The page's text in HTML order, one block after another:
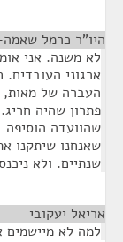
היו"ר כרמל
לא משנה. אני
ארגוני
העברה של מאות,
פתרון שהיה
שהוועדה הוסיפה
שאנחנו שיתקנו
שנתיים. ולא
אריאל יעקובי
למה לא מיישמים